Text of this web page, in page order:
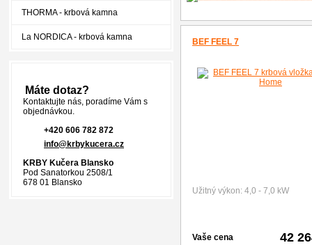
BEF FEEL 7
Užitný výkon: 4,0 - 7,0 kW
Vaše cena 42
THORMA - krbová kamna
La NORDICA - krbová kamna
Máte dotaz?
Kontaktujte nás, poradíme Vám s
objednávkou.
+420 606 782 872
info@krbykucera.cz
KRBY Kučera Blansko
Pod Sanatorkou 2508/1
678 01 Blansko